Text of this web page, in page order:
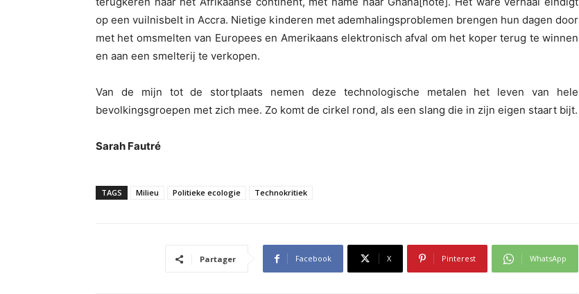
op een vuilnisbelt in Accra. Nietige kinderen met ademhalingsproblemen brengen hun dagen door
met het omsmelten van Europees en Amerikaans elektronisch afval om het koper terug te winnen
en aan een smelterij te verkopen.
Van de mijn tot de stortplaats nemen deze technologische metalen het leven van hele
bevolkingsgroepen met zich mee. Zo komt de cirkel rond, als een slang die in zijn eigen staart bijt.
Sarah Fautré
TAGS Milieu Politieke ecologie Technokritiek
Partager Facebook X Pinterest WhatsApp